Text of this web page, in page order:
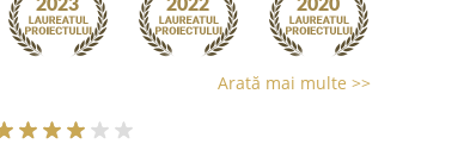
Arată mai multe >>